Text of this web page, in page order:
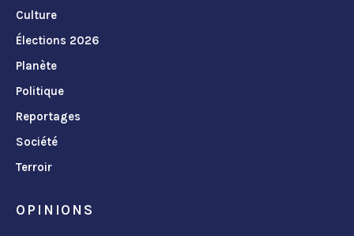
Culture
Élections 2026
Planète
Politique
Reportages
Société
Terroir
OPINIONS